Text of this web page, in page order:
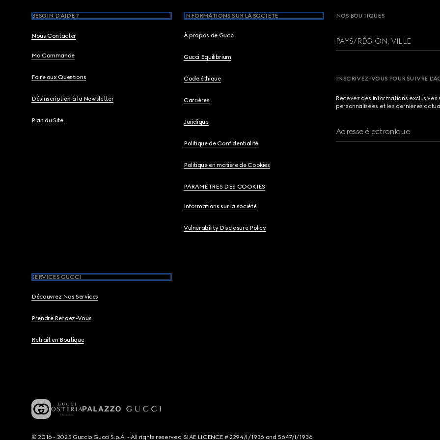
BESOIN D'AIDE ?
Nous Contacter
Ma Commande
Foire aux Questions
Désinscription à la Newsletter
Plan du Site
INFORMATIONS SUR LA SOCIETE
À propos de Gucci
Gucci Equilibrium
Code éthique
Carrières
Juridique
Politique de Confidentialité
Politique en matière de Cookies
PARAMÈTRES DES COOKIES
Informations sur la société
Vulnerability Disclosure Policy
SERVICES GUCCI
Découvrez Nos Services
Prendre Rendez-Vous
Retrait en Boutique
NOS BOUTIQUES
PAYS/RÉGION, VILLE
INSCRIVEZ-VOUS POUR SUIVRE
Recevez des informations
personnalisées et les dernières
Adresse électronique
© 2016 - 2025 Guccio Gucci S.p.A. - All rights reserved. SIAE LICENCE # 2294/I/1936 and 5647/I/1936